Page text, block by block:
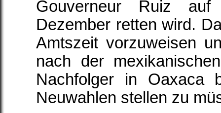
Gouverneur Ruiz
Dezember retten wird.
Amtszeit vorzuweisen
nach der
Nachfolger in Oaxaca
Neuwahlen stellen zu